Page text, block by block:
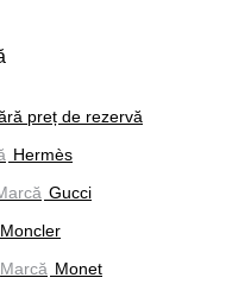
preț de rezervă
Hermès
Gucci
Moncler
Marcă Monet